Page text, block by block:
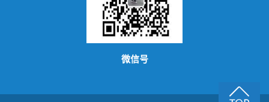
微信号